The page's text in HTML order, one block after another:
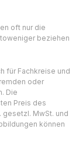
oft nur die
beziehen
für Fachkreise und
oder
Die
Preis des
MwSt. und
können